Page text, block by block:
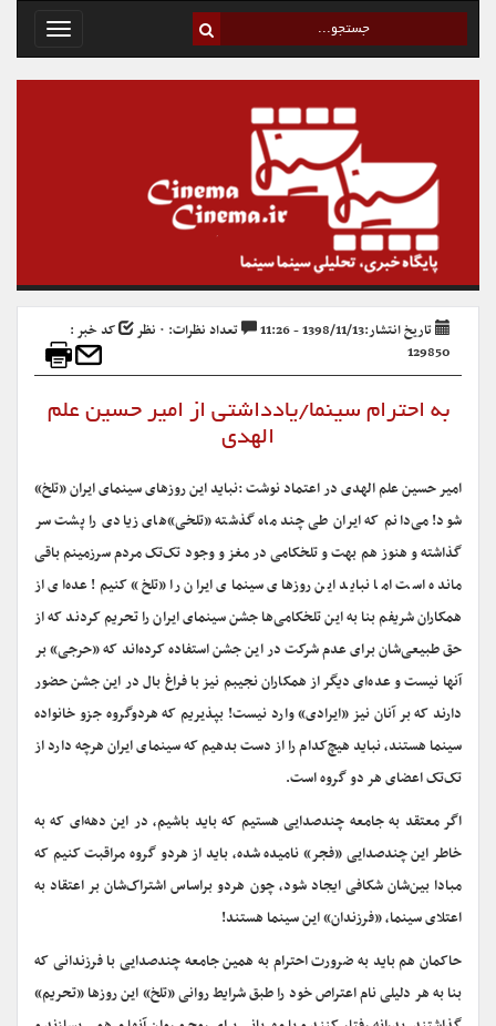
Toggle
تاریخ انتشار:1398/11/13 - 11:26 تعداد نظرات: ۰ نظر
کد خبر :
129850
به احترام سینما/یادداشتی از امیر حسین علم
الهدی
امیر حسین علم الهدی در اعتماد نوشت :نباید این روزهای سینمای ایران «تلخ»
شود! می‌دانم که ایران طی چند ماه گذشته «تلخی»‌‌های زیادی را پشت سر
گذاشته و هنوز هم بهت و تلخکامی در مغز و وجود تک‌تک مردم سرزمینم باقی
مانده است اما نباید این روزهای سینمای ایران را «تلخ» کنیم! عده‌ای از
همکاران شریفم بنا به این تلخکامی‌ها جشن سینمای ایران را تحریم کردند که از
حق طبیعی‌شان برای عدم شرکت در این جشن استفاده کرده‌اند که «حرجی» بر
آنها نیست و عده‌ای دیگر از همکاران نجیبم نیز با فراغ بال در این جشن حضور
دارند که بر آنان نیز «ایرادی» وارد نیست! بپذیریم که هردوگروه جزو خانواده
سینما هستند، نباید هیچ‌‌کدام را از دست بدهیم که سینمای ایران هرچه دارد از
تک‌تک اعضای هر دو گروه است.
اگر معتقد به جامعه چند‌صدایی هستیم که باید باشیم، در این دهه‌ای که به
خاطر این چند‌صدایی «فجر» نامیده شده، باید از هردو گروه مراقبت کنیم که
مبادا بین‌شان شکافی ایجاد شود، چون هردو براساس اشتراک‌شان بر اعتقاد به
اعتلای سینما، «فرزندان» این سینما هستند!
حاکمان هم باید به ضرورت احترام به همین جامعه چند‌صدایی با فرزندانی که
بنا به هر دلیلی نام اعتراص خود را طبق شرایط روانی «تلخ» این روزها «تحریم»